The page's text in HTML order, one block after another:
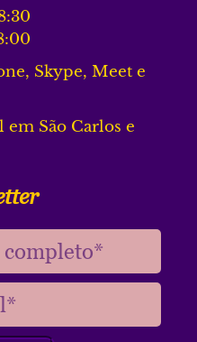
Skype, Meet e
São Carlos e